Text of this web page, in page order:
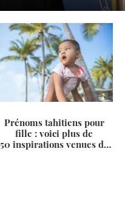
Prénoms tahitiens pour
fille : voici plus de
50 inspirations venues de